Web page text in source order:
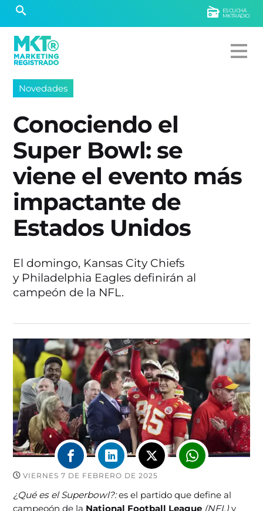
ESCUCHÁ
MKTRADIO
Novedades
Conociendo el
Super Bowl: se
viene el evento más
impactante de
Estados Unidos
El domingo, Kansas City Chiefs
y Philadelphia Eagles definirán al
campeón de la NFL.
VIERNES 7 DE FEBRERO DE 2025
¿Qué es el Superbowl?:es el partido que define al
campeoón de la National Football League (NFL) y